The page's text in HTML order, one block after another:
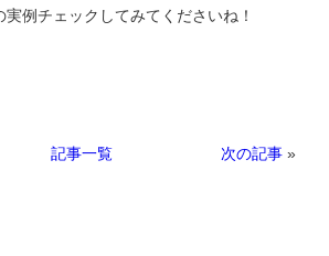
例チェックしてみてくださいね！
記事一覧 次の記事 »